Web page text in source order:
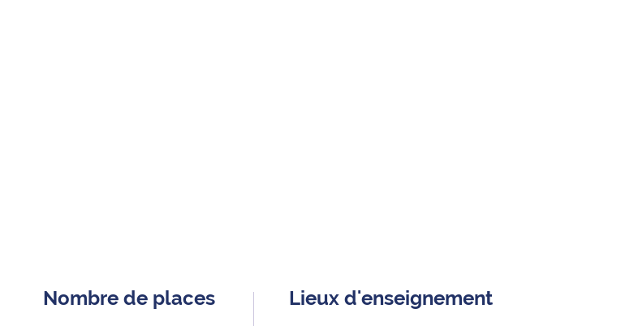
Nombre de places Lieux d'enseignement